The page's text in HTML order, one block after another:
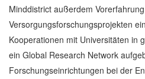
Minddistrict außerdem
Versorgungsforschungsprojekten
Kooperationen mit Universitäten in
ein Global Research Network
Forschungseinrichtungen bei der